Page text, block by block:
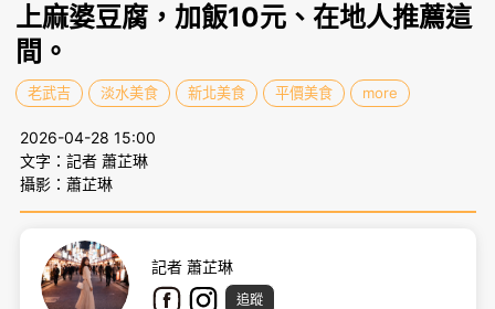
上麻婆豆腐，加飯10元、在地人推薦這
間。
老武吉 淡水美食 新北美食 平價美食 more
2026-04-28 15:00
文字：記者 蕭芷琳
攝影：蕭芷琳
記者 蕭芷琳
追蹤